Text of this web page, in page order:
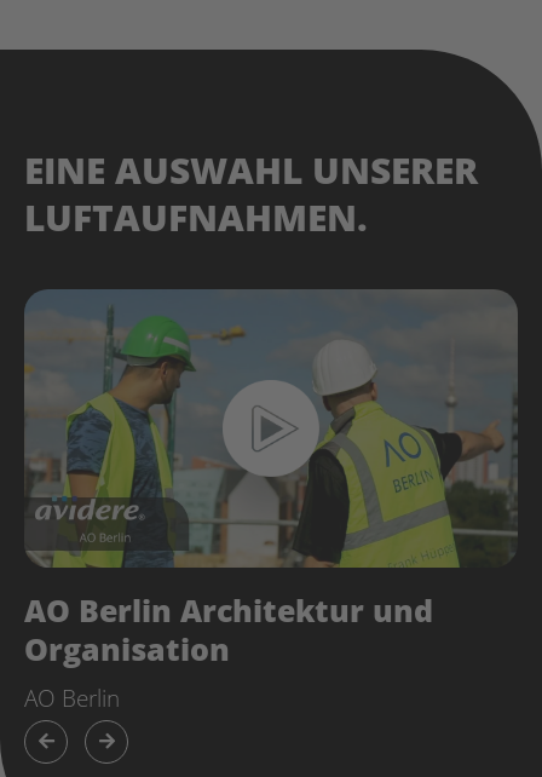
EINE AUSWAHL UNSERER
LUFTAUFNAHMEN.
AO Berlin Architektur und
Organisation
AO Berlin